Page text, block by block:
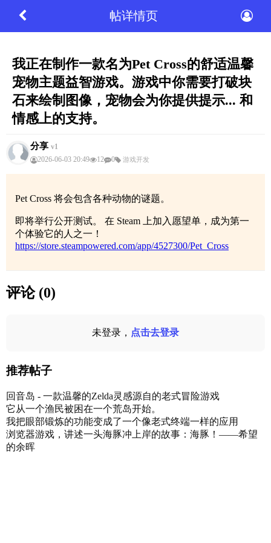
帖详情页
我正在制作一款名为Pet Cross的舒适温馨
宠物主题益智游戏。游戏中你需要打破块
石来绘制图像，宠物会为你提供提示... 和
情感上的支持。
分享 v1
2026-06-03 20:49
12 0 游戏开发
Pet Cross 将会包含各种动物的谜题。
即将举行公开测试。 在 Steam 上加入愿望单，成为第一
个体验它的人之一！
https://store.steampowered.com/app/4527300/Pet_Cross
评论 (0)
未登录， 点击去登录
推荐帖子
回音岛 - 一款温馨的Zelda灵感源自的老式冒险游戏
它从一个渔民被困在一个荒岛开始。
我把眼部锻炼的功能变成了一个像老式终端一样的应用
浏览器游戏，讲述一头海豚冲上岸的故事：海豚！——希望
的余晖